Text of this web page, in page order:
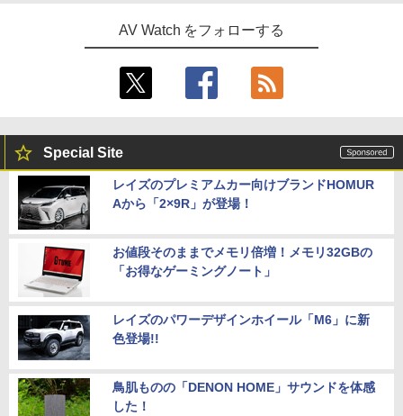
AV Watch をフォローする
Special Site
レイズのプレミアムカー向けブランドHOMUR
Aから「2×9R」が登場！
お値段そのままでメモリ倍増！メモリ32GBの
「お得なゲーミングノート」
レイズのパワーデザインホイール「M6」に新
色登場!!
鳥肌ものの「DENON HOME」サウンドを体感
した！